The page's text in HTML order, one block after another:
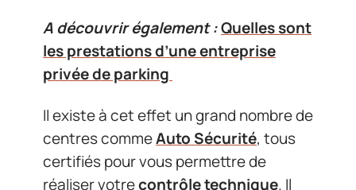
A découvrir également :Quelles sont
les prestations d’une entreprise
privée de parking
Il existe à cet effet un grand nombre de
centres commeAuto Sécurité, tous
certifiés pour vous permettre de
réaliser votrecontrôle technique. Il